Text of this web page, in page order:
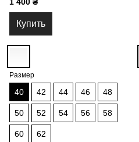
Купить
Размер
40 42 44 46 48
50 52 54 56 58
60 62